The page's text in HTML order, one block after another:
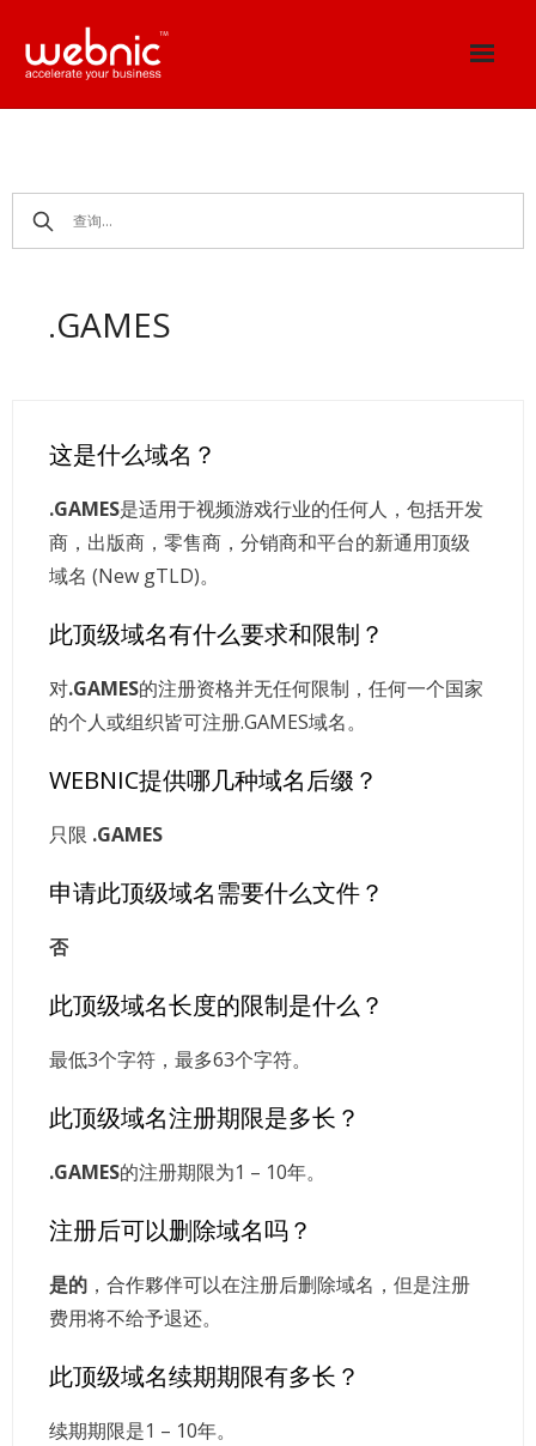
content
.GAMES
这是什么域名？
.GAMES是适用于视频游戏行业的任何人，包括开发
商，出版商，零售商，分销商和平台的新通用顶级
域名 (New gTLD)。
此顶级域名有什么要求和限制？
对.GAMES的注册资格并无任何限制，任何一个国家
的个人或组织皆可注册.GAMES域名。
WEBNIC提供哪几种域名后缀？
只限 .GAMES
申请此顶级域名需要什么文件？
否
此顶级域名长度的限制是什么？
最低3个字符，最多63个字符。
此顶级域名注册期限是多长？
.GAMES的注册期限为1 – 10年。
注册后可以删除域名吗？
是的 ，合作夥伴可以在注册后删除域名，但是注册
费用将不给予退还。
此顶级域名续期期限有多长？
续期期限是1 – 10年。